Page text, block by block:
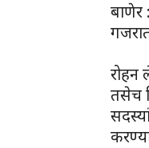
बाणेर
रोहन
तसेच